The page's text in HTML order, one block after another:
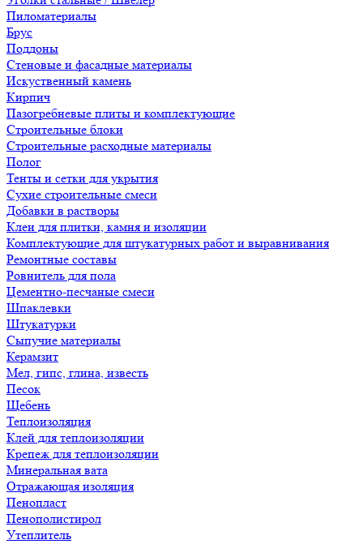
Пиломатериалы
Брус
Поддоны
Стеновые и фасадные материалы
Искуственный камень
Кирпич
Пазогребневые плиты и комплектующие
Строительные блоки
Строительные расходные материалы
Полог
Тенты и сетки для укрытия
Сухие строительные смеси
Добавки в растворы
Клеи для плитки, камня и изоляции
Комплектующие для штукатурных работ и выравнивания
Ремонтные составы
Ровнитель для пола
Цементно-песчаные смеси
Шпаклевки
Штукатурки
Сыпучие материалы
Керамзит
Мел, гипс, глина, известь
Песок
Щебень
Теплоизоляция
Клей для теплоизоляции
Крепеж для теплоизоляции
Минеральная вата
Отражающая изоляция
Пенопласт
Пенополистирол
Утеплитель